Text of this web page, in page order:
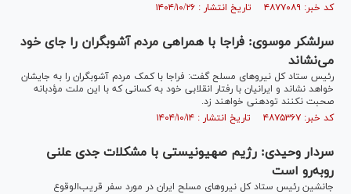
کد خبر: ۴۸۷۷۰۸۹ تاریخ انتشار : ۱۴۰۴/۱۰/۲۶
سرلشکر موسوی: فراجا با همراهی مردم آشوبگران را جای خود
می‌نشاند
رئیس ستاد کل نیرو‌های مسلح گفت: فراجا با کمک مردم آشوبگران را به جایشان
خواهد نشاند و ایرانیان با رفتار انقلابی خود به کسانی که با این ملت مؤدبانه
صحبت نکنند تودهنی خواهند زد.
کد خبر: ۴۸۷۵۳۶۷ تاریخ انتشار : ۱۴۰۴/۱۰/۱۴
سردار وحیدی: رژیم صهیونیستی با مشکلات جدی علنی
روبه‌رو است
جانشین رئیس ستاد کل نیرو‌های مسلح ایران در مورد سفر قریب‌الوقوع